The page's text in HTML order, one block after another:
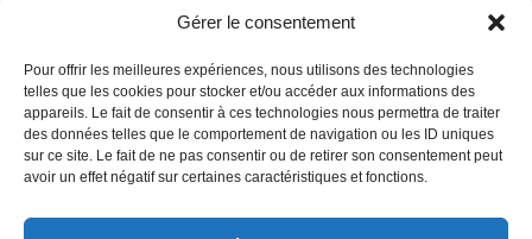
Gérer le consentement
Pour offrir les meilleures expériences, nous utilisons des technologies
telles que les cookies pour stocker et/ou accéder aux informations des
appareils. Le fait de consentir à ces technologies nous permettra de traiter
des données telles que le comportement de navigation ou les ID uniques
sur ce site. Le fait de ne pas consentir ou de retirer son consentement peut
avoir un effet négatif sur certaines caractéristiques et fonctions.
Politique de confidentialité - Copyright © 2026 La
Comédiathèque